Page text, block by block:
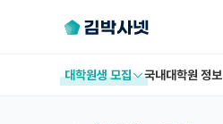
대학원생 모집 국내대학원 정보